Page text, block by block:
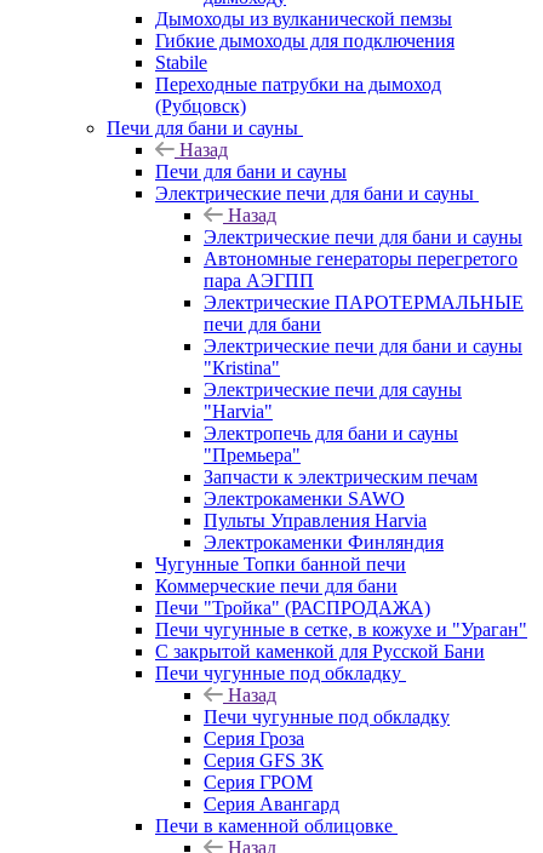
Дымоходы из вулканической пемзы
Гибкие дымоходы для подключения
Stabile
Переходные патрубки на дымоход
(Рубцовск)
Печи для бани и сауны
Назад
Печи для бани и сауны
Электрические печи для бани и сауны
Назад
Электрические печи для бани и сауны
Автономные генераторы перегретого
пара АЭГПП
Электрические ПАРОТЕРМАЛЬНЫЕ
печи для бани
Электрические печи для бани и сауны
"Кristina"
Электрические печи для сауны
"Harvia"
Электропечь для бани и сауны
"Премьера"
Запчасти к электрическим печам
Электрокаменки SAWO
Пульты Управления Harvia
Электрокаменки Финляндия
Чугунные Топки банной печи
Коммерческие печи для бани
Печи "Тройка" (РАСПРОДАЖА)
Печи чугунные в сетке, в кожухе и "Ураган"
С закрытой каменкой для Русской Бани
Печи чугунные под обкладку
Назад
Печи чугунные под обкладку
Серия Гроза
Серия GFS ЗК
Серия ГРОМ
Серия Авангард
Печи в каменной облицовке
Назад